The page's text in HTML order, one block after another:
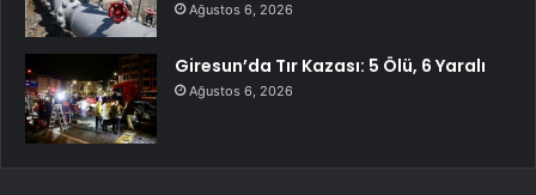
Ağustos 6, 2026
Giresun’da Tır Kazası: 5 Ölü, 6 Yaralı
Ağustos 6, 2026